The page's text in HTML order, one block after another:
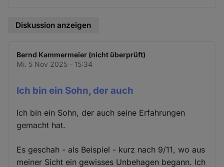
Diskussion anzeigen
Bernd Kammermeier (nicht überprüft)
Mi. 5 Nov 2025 - 15:34
Ich bin ein Sohn, der auch
Ich bin ein Sohn, der auch seine Erfahrungen
gemacht hat.
Es geschah - als Beispiel - kurz nach 9/11, wo aus
meiner Sicht ein gewisses Unbehagen begann. Ich